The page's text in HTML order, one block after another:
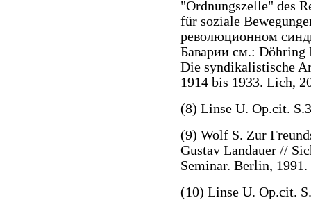
"Ordnungszelle" des
für soziale
революционном
Баварии см.:
Die syndikalistische
1914 bis 1933. Lich,
(8) Linse U. Op.cit.
(9) Wolf S. Zur
Gustav Landauer //
Seminar. Berlin, 1991.
(10) Linse U. Op.cit.